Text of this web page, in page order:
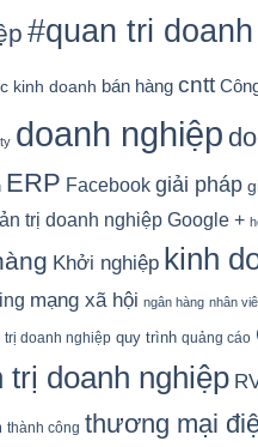
#quan tri doanh
kinh doanh bán hàng cntt
doanh nghiệp
ERP Facebook giải pháp
trị doanh nghiệp Google +
Khởi nghiệp kinh
mạng xã hội ngân hàng nhân
trị doanh nghiệp quy trình quảng cáo
trị doanh nghiệp
thành công thương mại